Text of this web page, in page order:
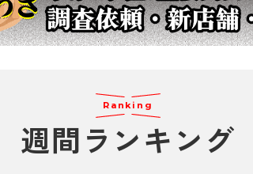
Ranking
週間 ランキング